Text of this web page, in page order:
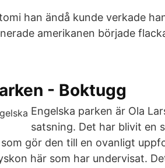
han ändå kunde verkade
amerikanen började
- Boktugg
Engelska parken är Ola
satsning. Det har blivit en
gör den till en ovanligt
här som har undervisat.